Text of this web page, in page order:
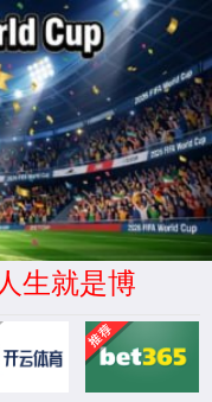
网站-2026
或者暂时不可用。